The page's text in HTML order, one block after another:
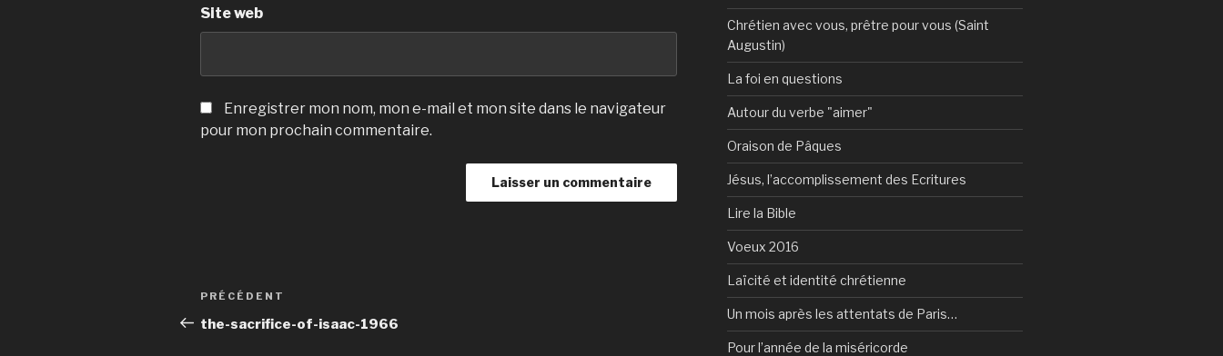
Site web
Enregistrer mon nom, mon e-mail et mon site dans le navigateur
pour mon prochain commentaire.
Navigation
de
Article
précédent
PRÉCÉDENT
the-sacrifice-of-isaac-1966
Chrétien avec vous, prêtre pour vous (Saint
Augustin)
La foi en questions
Autour du verbe "aimer"
Oraison de Pâques
Jésus, l’accomplissement des Ecritures
Lire la Bible
Voeux 2016
Laïcité et identité chrétienne
Un mois après les attentats de Paris…
Pour l’année de la miséricorde